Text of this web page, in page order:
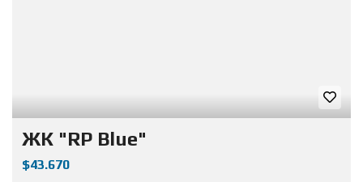
ЖК "RP Blue"
$43.670